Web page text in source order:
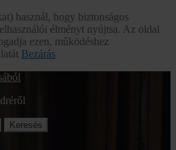
használ, hogy biztonságos
élményt nyújtsa. Az oldal
ezen, működéshez
Bezárás
Keresés